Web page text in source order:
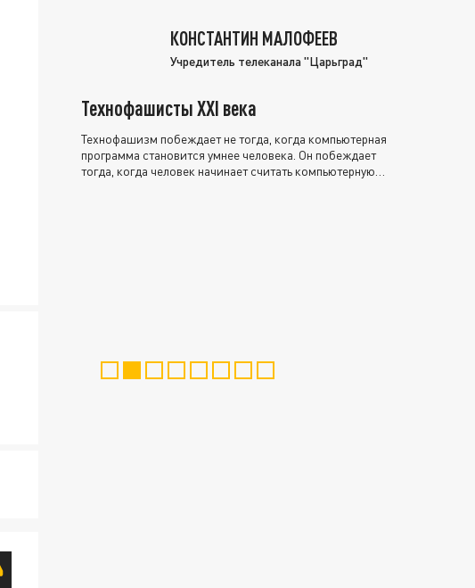
КОНСТАНТИН МАЛОФЕЕВ
Учредитель телеканала "Царьград"
Технофашисты XXI века
Технофашизм побеждает не тогда, когда компьютерная
программа становится умнее человека. Он побеждает
тогда, когда человек начинает считать компьютерную